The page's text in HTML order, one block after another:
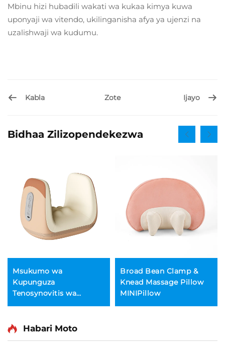
Mbinu hizi hubadili wakati wa kukaa kimya kuwa
uponyaji wa vitendo, ukilinganisha afya ya ujenzi na
uzalishwaji wa kudumu.
Kabla Zote Ijayo
Bidhaa Zilizopendekezwa
Msukumo wa
Kupunguza
Tenosynovitis wa
Mikono
Broad Bean Clamp &
Knead Massage Pillow
MINIPillow
Habari Moto